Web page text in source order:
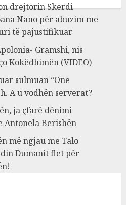
drejtorin Skerdi
Nano për abuzim me
të pajustifikuar
Gramshi, nis
Kokëdhimën (VIDEO)
sulmuan “One
A u vodhën serverat?
ja çfarë dënimi
Berishën
më ngjau me Talo
Dumanit flet për